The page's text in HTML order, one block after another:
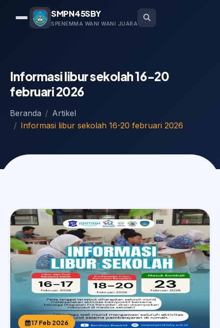
SMPN45SBY
SPENEMMA WANI WANI JUARA
Informasi libur sekolah 16-20
februari 2026
Beranda
Artikel
Informasi libur sekolah 16-20 februari 2026
17 Feb 2026